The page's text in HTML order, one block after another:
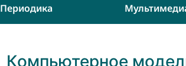
Периодика
Компьютерное